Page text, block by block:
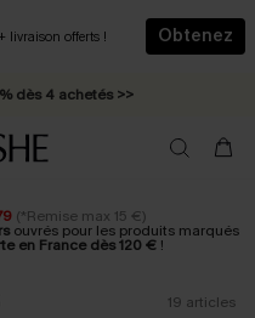
livraison offerts !
Obtenez
ouvrés >>
dès 4 achetés >>
(*Remise max 15 €)
ouvrés pour les produits marqués
en France dès 120 € !
19 articles